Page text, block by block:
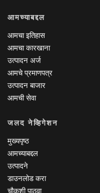
आमच्याबद्दल
आमचा इतिहास
आमचा कारखाना
उत्पादन अर्ज
आमचे प्रमाणपत्र
उत्पादन बाजार
आमची सेवा
जलद नेव्हिगेशन
मुख्यपृष्ठ
आमच्याबद्दल
उत्पादने
डाउनलोड करा
चौकशी पाठवा